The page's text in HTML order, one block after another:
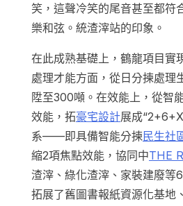
笑，這聲冷笑的尾音甚至都符
樂和弦。統渣滓站的印象。
在此成熟基礎上，鶴龍項目實
處理才能方面，從日分揀處理
陞至300噸。在效能上，從智
效能，拓豪宅設計展成
系——即具備智能分揀民生社
縮2項焦點效能，協同中THE
渣滓、綠化渣滓、家裝建廢等
拓展了舊圖書報紙資源化基地